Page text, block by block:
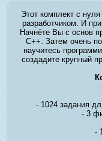
Этот комплект с
разработчиком. И
Начнёте Вы с основ
C++. Затем очень
научитесь
создадите крупный
- 1024 задания
- 3
-